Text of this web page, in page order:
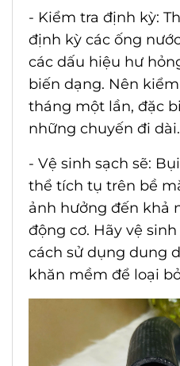
- Kiểm tra định kỳ:
định kỳ các ống
các dấu hiệu hư
biến dạng. Nên
tháng một lần, đặc
những chuyến đi dài.
- Vệ sinh sạch sẽ:
thể tích tụ trên bề
ảnh hưởng đến khả
động cơ. Hãy vệ
cách sử dụng dung
khăn mềm để loại